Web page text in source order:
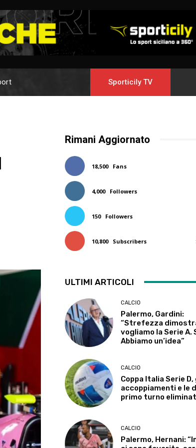
Sporticily TV
Rimani Aggiornato
18,500 Fans
4,000 Followers
150 Followers
10,800 Subscribers
ULTIMI ARTICOLI
CALCIO
Palermo, Gardini:
“Strefezza
vogliamo la Serie A.
Abbiamo un’idea”
CALCIO
Coppa Italia Serie D,
accoppiamenti e le
primo turno
CALCIO
Palermo, Hernani: